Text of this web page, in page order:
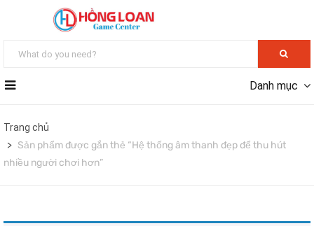
Danh mục
Trang chủ
Sản phẩm được gắn thẻ “Hệ thống âm thanh đẹp để thu hút
nhiều người chơi hơn”